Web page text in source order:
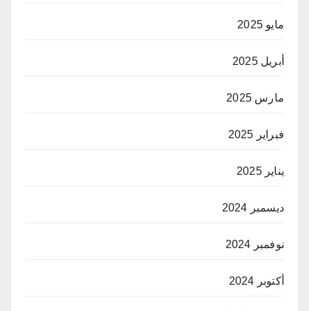
مايو 2025
أبريل 2025
مارس 2025
فبراير 2025
يناير 2025
ديسمبر 2024
نوفمبر 2024
أكتوبر 2024